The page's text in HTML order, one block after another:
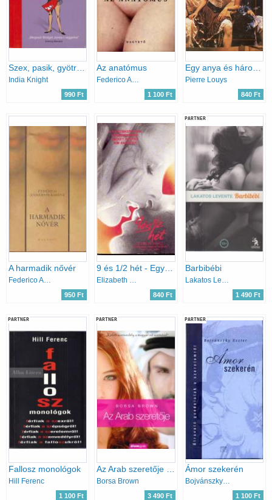
India Knight
990 Ft
Az anatómus
1 100 Ft
Egy anya és három lánya
Pierre Louys
840 Ft
A harmadik nővér
Federico Andahazi
950 Ft
9 és 1/2 hét - Egy szerelmi kapcsolat emléke
Elizabeth McNeill
840 Ft
PARTNER
Barbibébi
Lakatos Levente
1 490 Ft
PARTNER
Fallosz monológok
Hill Ferenc
1 100 Ft
PARTNER
Borsa Brown
3 490 Ft
PARTNER
Ámor szekerén
Bojvánszky Eszter
1 100 Ft